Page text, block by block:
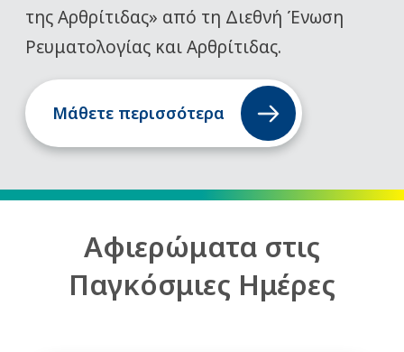
της Αρθρίτιδας» από τη Διεθνή Ένωση
Ρευματολογίας και Αρθρίτιδας.
Μάθετε περισσότερα
Αφιερώματα στις
Παγκόσμιες Ημέρες